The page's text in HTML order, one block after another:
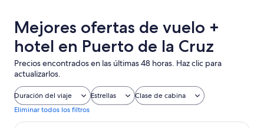
Mejores ofertas de vuelo +
hotel en Puerto de la Cruz
Precios encontrados en las últimas 48 horas. Haz clic para
actualizarlos.
Duración del viaje Estrellas
Clase de cabina
Eliminar todos los filtros